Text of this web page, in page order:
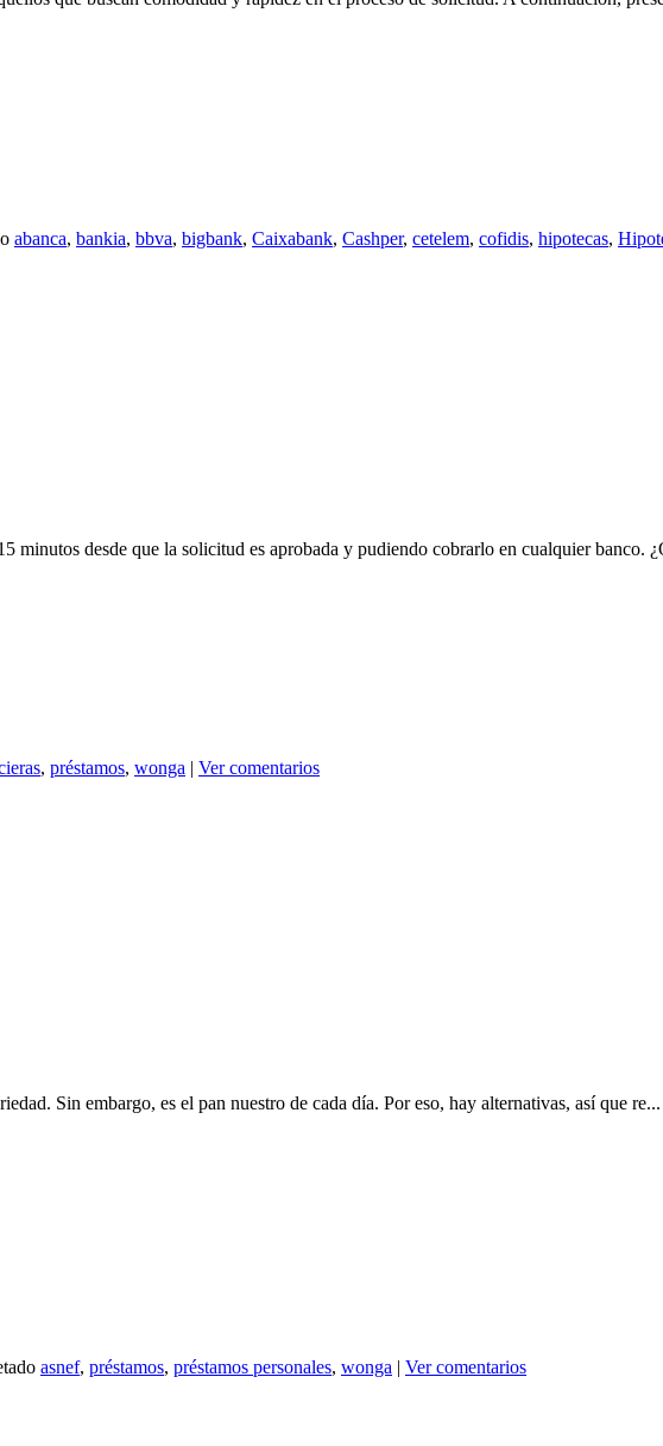
abanca, bankia, bbva, bigbank, Caixabank, Cashper, cetelem, cofidis, hipotecas,
minutos desde que la solicitud es aprobada y pudiendo cobrarlo en cualquier banco.
, préstamos, wonga | Ver comentarios
Sin embargo, es el pan nuestro de cada día. Por eso, hay alternativas, así que re...
asnef, préstamos, préstamos personales, wonga | Ver comentarios